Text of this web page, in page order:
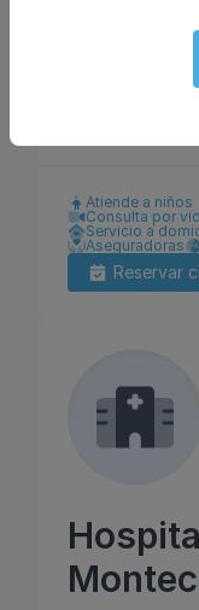
Dermatología y
Atiende a niños
Consulta por
Servicio a
Aseguradoras
Reservar